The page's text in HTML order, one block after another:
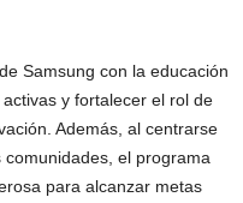
Samsung con la educación
y fortalecer el rol de
Además, al centrarse
el programa
para alcanzar metas